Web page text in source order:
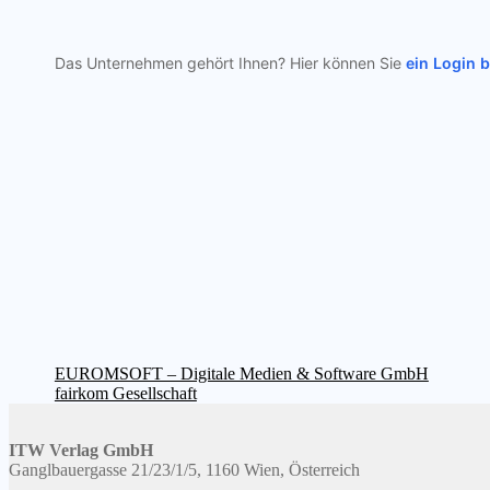
Das Unternehmen gehört Ihnen? Hier können Sie ein Login
Beitragsnavigation
Vorheriger
Beitrag:
EUROMSOFT – Digitale Medien & Software GmbH
Nächster
fairkom Gesellschaft
ITW Verlag GmbH
Ganglbauergasse 21/23/1/5, 1160 Wien, Österreich